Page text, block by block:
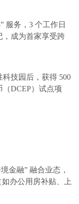
服务，3 个工作日
，成为首家享受跨
科技园后，获得 500
DCEP）试点项
金融” 融合业态，
办公用房补贴、上